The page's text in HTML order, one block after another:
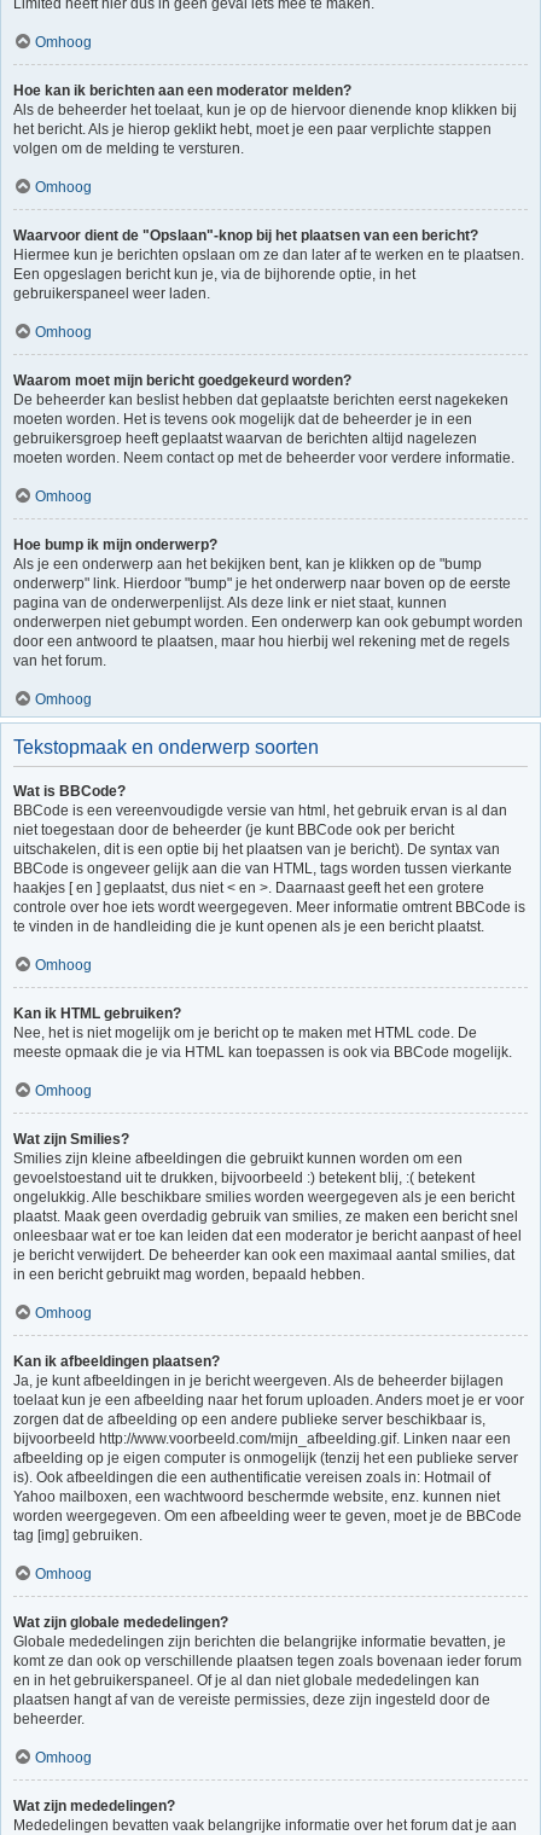
Limited heeft hier dus in geen geval iets mee te maken.
Omhoog
Hoe kan ik berichten aan een moderator melden?
Als de beheerder het toelaat, kun je op de hiervoor dienende knop klikken bij
het bericht. Als je hierop geklikt hebt, moet je een paar verplichte stappen
volgen om de melding te versturen.
Omhoog
Waarvoor dient de "Opslaan"-knop bij het plaatsen van een bericht?
Hiermee kun je berichten opslaan om ze dan later af te werken en te plaatsen.
Een opgeslagen bericht kun je, via de bijhorende optie, in het
gebruikerspaneel weer laden.
Omhoog
Waarom moet mijn bericht goedgekeurd worden?
De beheerder kan beslist hebben dat geplaatste berichten eerst nagekeken
moeten worden. Het is tevens ook mogelijk dat de beheerder je in een
gebruikersgroep heeft geplaatst waarvan de berichten altijd nagelezen
moeten worden. Neem contact op met de beheerder voor verdere informatie.
Omhoog
Hoe bump ik mijn onderwerp?
Als je een onderwerp aan het bekijken bent, kan je klikken op de "bump
onderwerp" link. Hierdoor "bump" je het onderwerp naar boven op de eerste
pagina van de onderwerpenlijst. Als deze link er niet staat, kunnen
onderwerpen niet gebumpt worden. Een onderwerp kan ook gebumpt worden
door een antwoord te plaatsen, maar hou hierbij wel rekening met de regels
van het forum.
Omhoog
Tekstopmaak en onderwerp soorten
Wat is BBCode?
BBCode is een vereenvoudigde versie van html, het gebruik ervan is al dan
niet toegestaan door de beheerder (je kunt BBCode ook per bericht
uitschakelen, dit is een optie bij het plaatsen van je bericht). De syntax van
BBCode is ongeveer gelijk aan die van HTML, tags worden tussen vierkante
haakjes [ en ] geplaatst, dus niet < en >. Daarnaast geeft het een grotere
controle over hoe iets wordt weergegeven. Meer informatie omtrent BBCode is
te vinden in de handleiding die je kunt openen als je een bericht plaatst.
Omhoog
Kan ik HTML gebruiken?
Nee, het is niet mogelijk om je bericht op te maken met HTML code. De
meeste opmaak die je via HTML kan toepassen is ook via BBCode mogelijk.
Omhoog
Wat zijn Smilies?
Smilies zijn kleine afbeeldingen die gebruikt kunnen worden om een
gevoelstoestand uit te drukken, bijvoorbeeld :) betekent blij, :( betekent
ongelukkig. Alle beschikbare smilies worden weergegeven als je een bericht
plaatst. Maak geen overdadig gebruik van smilies, ze maken een bericht snel
onleesbaar wat er toe kan leiden dat een moderator je bericht aanpast of heel
je bericht verwijdert. De beheerder kan ook een maximaal aantal smilies, dat
in een bericht gebruikt mag worden, bepaald hebben.
Omhoog
Kan ik afbeeldingen plaatsen?
Ja, je kunt afbeeldingen in je bericht weergeven. Als de beheerder bijlagen
toelaat kun je een afbeelding naar het forum uploaden. Anders moet je er voor
zorgen dat de afbeelding op een andere publieke server beschikbaar is,
bijvoorbeeld http://www.voorbeeld.com/mijn_afbeelding.gif. Linken naar een
afbeelding op je eigen computer is onmogelijk (tenzij het een publieke server
is). Ook afbeeldingen die een authentificatie vereisen zoals in: Hotmail of
Yahoo mailboxen, een wachtwoord beschermde website, enz. kunnen niet
worden weergegeven. Om een afbeelding weer te geven, moet je de BBCode
tag [img] gebruiken.
Omhoog
Wat zijn globale mededelingen?
Globale mededelingen zijn berichten die belangrijke informatie bevatten, je
komt ze dan ook op verschillende plaatsen tegen zoals bovenaan ieder forum
en in het gebruikerspaneel. Of je al dan niet globale mededelingen kan
plaatsen hangt af van de vereiste permissies, deze zijn ingesteld door de
beheerder.
Omhoog
Wat zijn mededelingen?
Mededelingen bevatten vaak belangrijke informatie over het forum dat je aan